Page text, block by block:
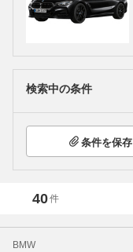
検索中の条件
条件を保存
40件
BMW